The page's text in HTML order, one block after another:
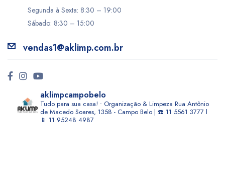
Segunda à Sexta: 8:30 – 19:00
Sábado: 8:30 – 15:00
vendas1@aklimp.com.br
aklimpcampobelo
Tudo para sua casa! • Organização & Limpeza Rua Antônio
de Macedo Soares, 1358 - Campo Belo | ☎️ 11 5561 3777 l
📱 11 95248 4987